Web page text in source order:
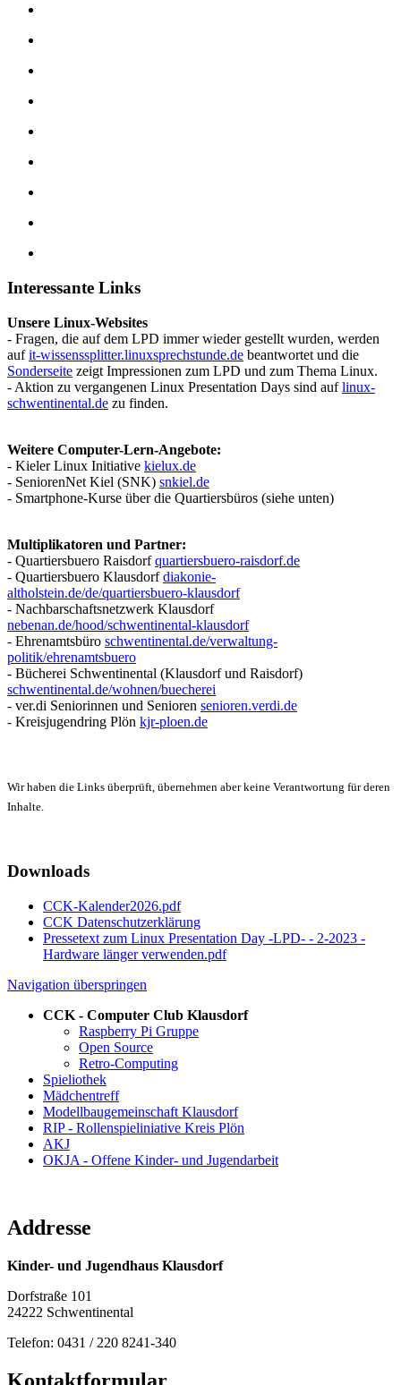
Interessante Links
Unsere Linux-Websites
- Fragen, die auf dem LPD immer wieder gestellt wurden, werden
aufit-wissenssplitter.linuxsprechstunde.de beantwortet und die
Sonderseite zeigt Impressionen zum LPD und zum Thema Linux.
- Aktion zu vergangenen Linux Presentation Days sind auflinux-
schwentinental.de zu finden.
Weitere Computer-Lern-Angebote:
- Kieler Linux Initiative kielux.de
- SeniorenNet Kiel (SNK) snkiel.de
- Smartphone-Kurse über die Quartiersbüros (siehe unten)
Multiplikatoren und Partner:
- Quartiersbuero Raisdorfquartiersbuero-raisdorf.de
- Quartiersbuero Klausdorfdiakonie-
altholstein.de/de/quartiersbuero-klausdorf
- Nachbarschaftsnetzwerk Klausdorf
nebenan.de/hood/schwentinental-klausdorf
- Ehrenamtsbüro schwentinental.de/verwaltung-
politik/ehrenamtsbuero
- Bücherei Schwentinental (Klausdorf und Raisdorf)
schwentinental.de/wohnen/buecherei
- ver.di Seniorinnen und Senioren senioren.verdi.de
- Kreisjugendring Plön kjr-ploen.de
Wir haben die Links überprüft, übernehmen aber keine Verantwortung für deren
Inhalte.
Downloads
CCK-Kalender2026.pdf
CCK Datenschutzerklärung
Pressetext zum Linux Presentation Day -LPD- - 2-2023 -
Hardware länger verwenden.pdf
Navigation überspringen
CCK - Computer Club Klausdorf
Raspberry Pi Gruppe
Open Source
Retro-Computing
Spieliothek
Mädchentreff
Modellbaugemeinschaft Klausdorf
RIP - Rollenspieliniative Kreis Plön
AKJ
OKJA - Offene Kinder- und Jugendarbeit
Addresse
Kinder- und Jugendhaus Klausdorf
Dorfstraße 101
24222 Schwentinental
Telefon: 0431 / 220 8241-340